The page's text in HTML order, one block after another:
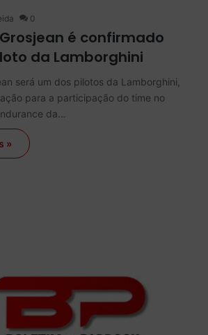
0
é confirmado
da Lamborghini
será um dos pilotos da Lamborghini,
para a participação do time no
da…
»